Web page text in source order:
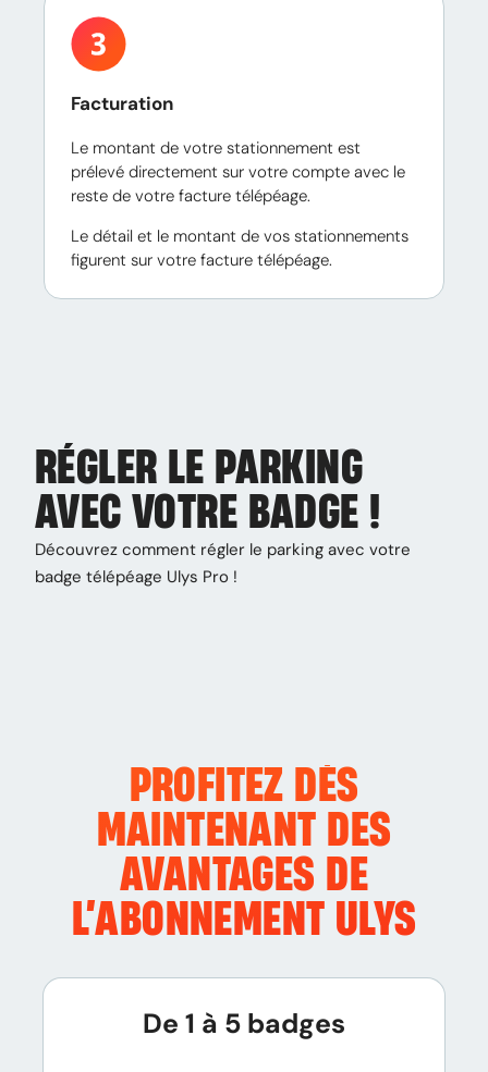
Facturation
Le montant de votre stationnement est
prélevé directement sur votre compte avec le
reste de votre facture télépéage.
Le détail et le montant de vos stationnements
figurent sur votre facture télépéage.
RÉGLER LE PARKING
AVEC VOTRE BADGE !
Découvrez comment régler le parking avec votre
badge télépéage Ulys Pro !
PROFITEZ DÈS
MAINTENANT DES
AVANTAGES DE
L’ABONNEMENT ULYS
De 1 à 5 badges